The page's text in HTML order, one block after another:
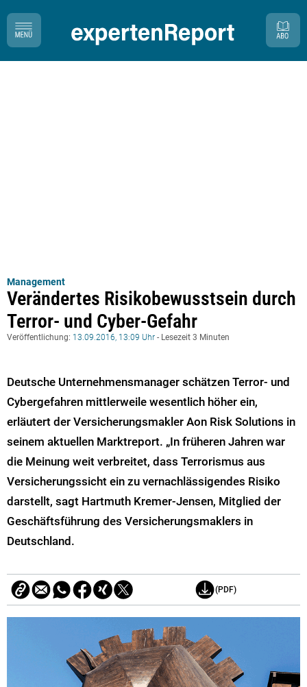
Management
Verändertes Risikobewusstsein durch
Terror- und Cyber-Gefahr
Veröffentlichung: 13.09.2016, 13:09 Uhr - Lesezeit 3 Minuten
Deutsche Unternehmensmanager schätzen Terror- und
Cybergefahren mittlerweile wesentlich höher ein,
erläutert der Versicherungsmakler Aon Risk Solutions in
seinem aktuellen Marktreport. „In früheren Jahren war
die Meinung weit verbreitet, dass Terrorismus aus
Versicherungssicht ein zu vernachlässigendes Risiko
darstellt, sagt Hartmuth Kremer-Jensen, Mitglied der
Geschäftsführung des Versicherungsmaklers in
Deutschland.
(PDF)